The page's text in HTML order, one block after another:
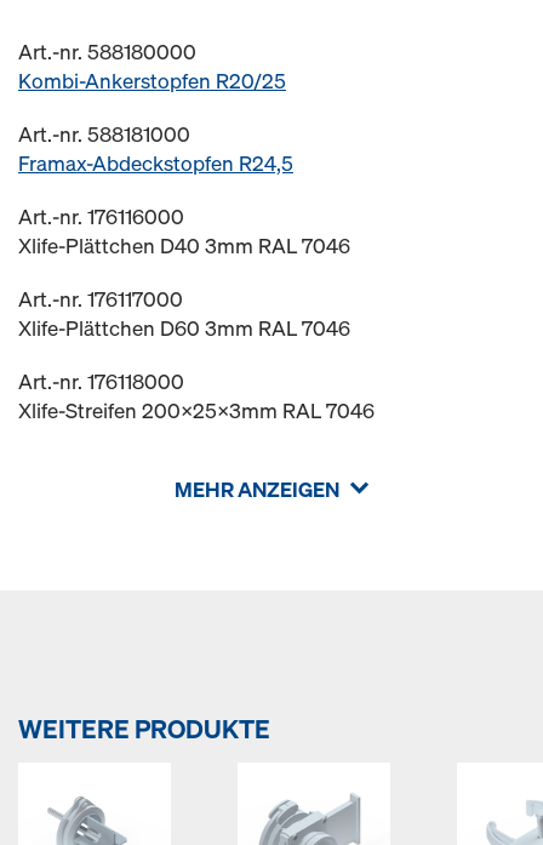
Art.-nr. 588180000
Kombi-Ankerstopfen R20/25
Art.-nr. 588181000
Framax-Abdeckstopfen R24,5
Art.-nr. 176116000
Xlife-Plättchen D40 3mm RAL 7046
Art.-nr. 176117000
Xlife-Plättchen D60 3mm RAL 7046
Art.-nr. 176118000
Xlife-Streifen 200x25x3mm RAL 7046
MEHR ANZEIGEN
WEITERE PRODUKTE